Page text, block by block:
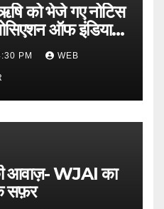
को भेजे गए नोटिस
ऑफ इंडिया
PM WEB
आवाज़- WJAI का
सफ़र